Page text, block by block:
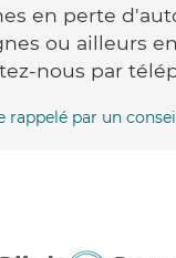
en perte
ou ailleurs
nous par
rappelé par un